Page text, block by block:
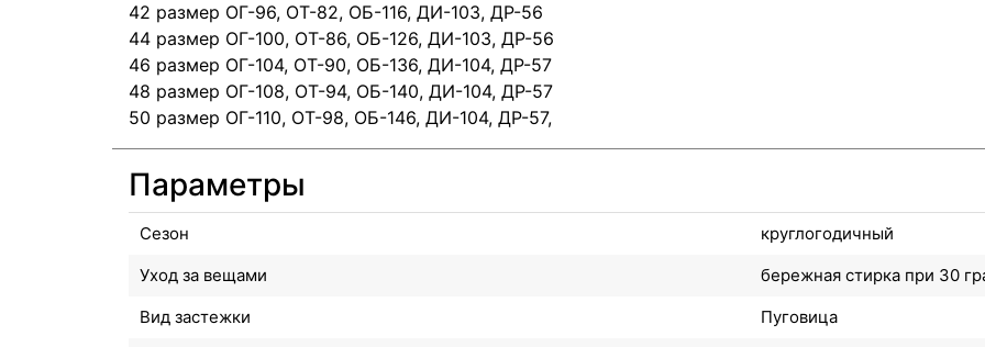
42 размер ОГ-96, ОТ-82, ОБ-116, ДИ-103, ДР-56
44 размер ОГ-100, ОТ-86, ОБ-126, ДИ-103, ДР-56
46 размер ОГ-104, ОТ-90, ОБ-136, ДИ-104, ДР-57
48 размер ОГ-108, ОТ-94, ОБ-140, ДИ-104, ДР-57
50 размер ОГ-110, ОТ-98, ОБ-146, ДИ-104, ДР-57,
Параметры
Сезон
круглогодичный
Уход за вещами
бережная стирка при 30
Вид застежки
Пуговица